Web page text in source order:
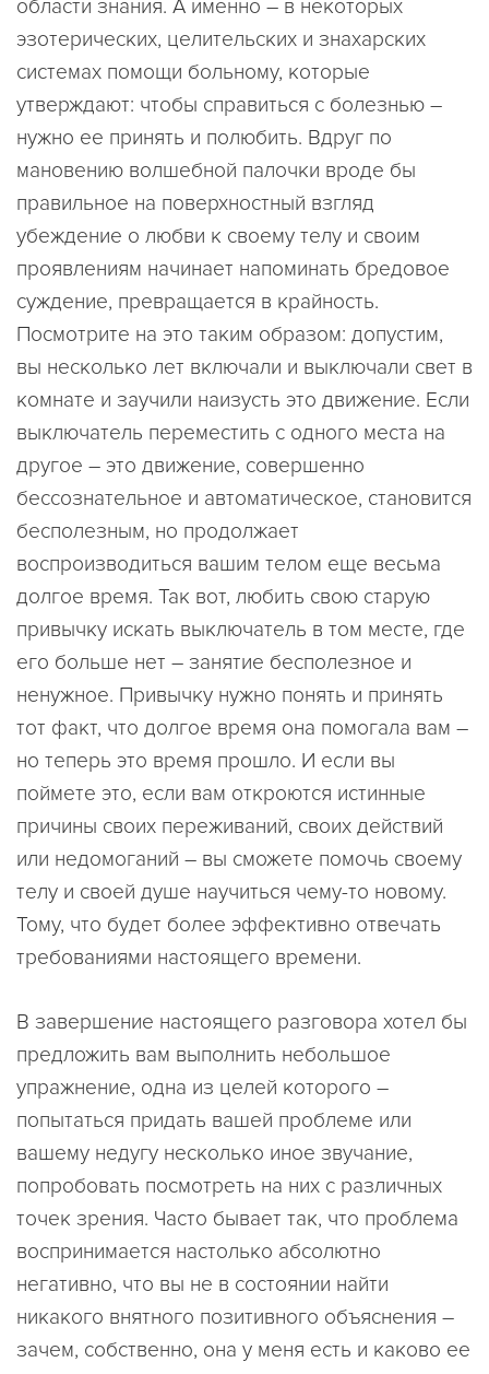
области знания. А именно – в некоторых
эзотерических, целительских и знахарских
системах помощи больному, которые
утверждают: чтобы справиться с болезнью –
нужно ее принять и полюбить. Вдруг по
мановению волшебной палочки вроде бы
правильное на поверхностный взгляд
убеждение о любви к своему телу и своим
проявлениям начинает напоминать бредовое
суждение, превращается в крайность.
Посмотрите на это таким образом: допустим,
вы несколько лет включали и выключали свет в
комнате и заучили наизусть это движение. Если
выключатель переместить с одного места на
другое – это движение, совершенно
бессознательное и автоматическое, становится
бесполезным, но продолжает
воспроизводиться вашим телом еще весьма
долгое время. Так вот, любить свою старую
привычку искать выключатель в том месте, где
его больше нет – занятие бесполезное и
ненужное. Привычку нужно понять и принять
тот факт, что долгое время она помогала вам –
но теперь это время прошло. И если вы
поймете это, если вам откроются истинные
причины своих переживаний, своих действий
или недомоганий – вы сможете помочь своему
телу и своей душе научиться чему-то новому.
Тому, что будет более эффективно отвечать
требованиями настоящего времени.
В завершение настоящего разговора хотел бы
предложить вам выполнить небольшое
упражнение, одна из целей которого –
попытаться придать вашей проблеме или
вашему недугу несколько иное звучание,
попробовать посмотреть на них с различных
точек зрения. Часто бывает так, что проблема
воспринимается настолько абсолютно
негативно, что вы не в состоянии найти
никакого внятного позитивного объяснения –
зачем, собственно, она у меня есть и каково ее